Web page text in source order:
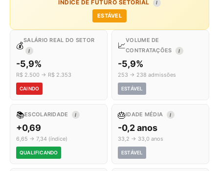
ÍNDICE DE FUTURO SETORIAL I
ESTÁVEL
💰
SALÁRIO REAL DO SETOR
I
-5,9%
R$ 2.500 → R$ 2.353
CAINDO
📈
VOLUME DE
CONTRATAÇÕES
I
-5,9%
253 → 238 admissões
ESTÁVEL
📚ESCOLARIDADE I
+0,69
6,65 → 7,34 (índice)
QUALIFICANDO
🎂IDADE MÉDIA I
-0,2 anos
33,2 → 33,0 anos
ESTÁVEL